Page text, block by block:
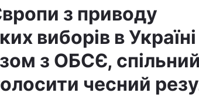
з приводу
виборів в
з ОБСЄ,
чесний